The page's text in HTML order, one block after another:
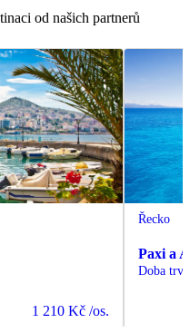
od našich partnerů
1 210 Kč /os.
Řecko
Paxi a
Doba